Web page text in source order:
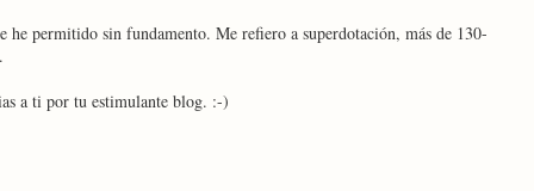
permitido sin fundamento. Me refiero a superdotación, más de 130-
a ti por tu estimulante blog. :-)